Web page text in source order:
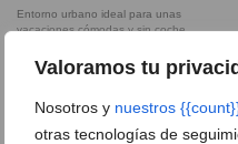
Valoramos tu
Nosotros y nuestros
otras tecnologías de
Entorno urbano ideal para unas
vacaciones cómodas y sin coche
DEJA UN COMENTARIO